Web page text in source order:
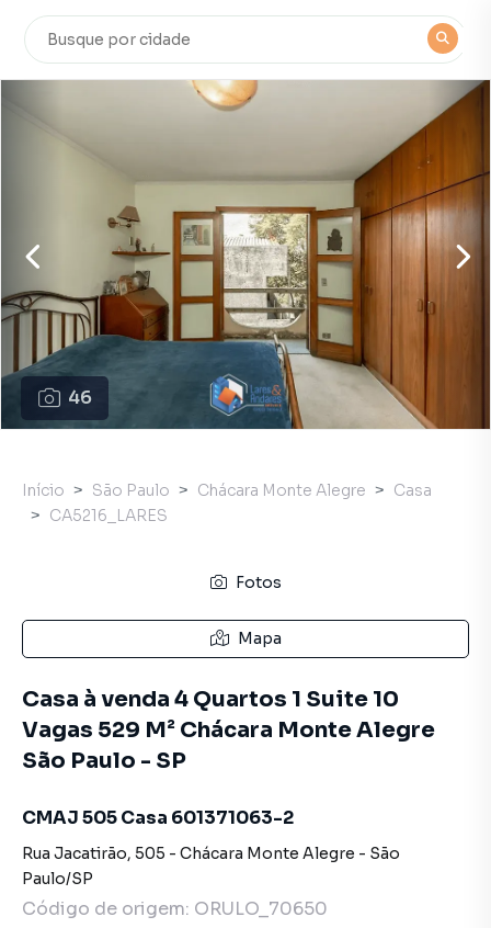
46
Início São Paulo Chácara Monte Alegre
Casa
CA5216_LARES
Fotos
Mapa
Casa à venda 4 Quartos 1 Suite 10
Vagas 529 M² Chácara Monte Alegre
São Paulo - SP
CMAJ 505 Casa 601371063-2
Rua Jacatirão, 505 - Chácara Monte Alegre - São
Paulo/SP
Código de origem: ORULO_70650